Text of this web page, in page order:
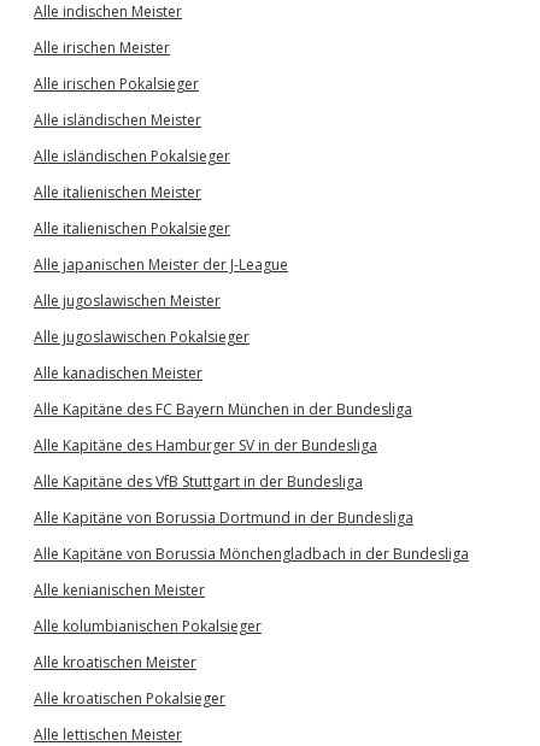
Alle indischen Meister
Alle irischen Meister
Alle irischen Pokalsieger
Alle isländischen Meister
Alle isländischen Pokalsieger
Alle italienischen Meister
Alle italienischen Pokalsieger
Alle japanischen Meister der J-League
Alle jugoslawischen Meister
Alle jugoslawischen Pokalsieger
Alle kanadischen Meister
Alle Kapitäne des FC Bayern München in der Bundesliga
Alle Kapitäne des Hamburger SV in der Bundesliga
Alle Kapitäne des VfB Stuttgart in der Bundesliga
Alle Kapitäne von Borussia Dortmund in der Bundesliga
Alle Kapitäne von Borussia Mönchengladbach in der Bundesliga
Alle kenianischen Meister
Alle kolumbianischen Pokalsieger
Alle kroatischen Meister
Alle kroatischen Pokalsieger
Alle lettischen Meister